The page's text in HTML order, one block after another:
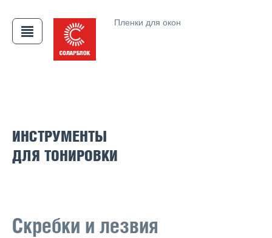
Пленки для окон
ИНСТРУМЕНТЫ
ДЛЯ ТОНИРОВКИ
Скребки и лезвия